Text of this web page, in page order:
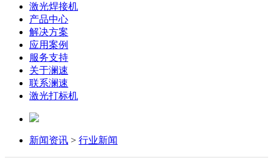
激光焊接机
产品中心
解决方案
应用案例
服务支持
关于澜速
联系澜速
激光打标机
新闻资讯 > 行业新闻